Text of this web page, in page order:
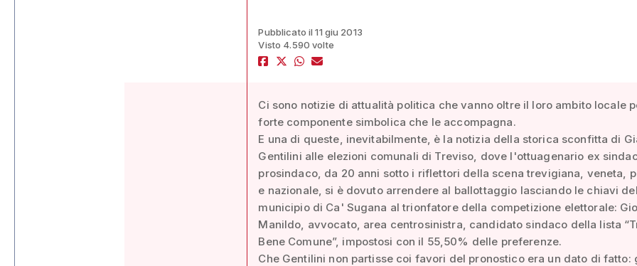
Pubblicato il 11 giu 2013
Visto 4.590 volte
Ci sono notizie di attualità politica che vanno oltre il loro ambito locale
forte componente simbolica che le accompagna.
E una di queste, inevitabilmente, è la notizia della storica sconfitta di
Gentilini alle elezioni comunali di Treviso, dove l'ottuagenario ex
prosindaco, da 20 anni sotto i riflettori della scena trevigiana, veneta,
e nazionale, si è dovuto arrendere al ballottaggio lasciando le chiavi
municipio di Ca' Sugana al trionfatore della competizione elettorale:
Manildo, avvocato, area centrosinistra, candidato sindaco della lista
Bene Comune”, impostosi con il 55,50% delle preferenze.
Che Gentilini non partisse coi favori del pronostico era un dato di fatto: